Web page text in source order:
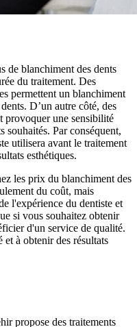
de blanchiment des dents
du traitement. Des
permettent un blanchiment
D’un autre côté, des
provoquer une sensibilité
souhaités. Par conséquent,
utilisera avant le traitement
esthétiques.
les prix du blanchiment des
du coût, mais
l'expérience du dentiste et
si vous souhaitez obtenir
d'un service de qualité.
et à obtenir des résultats
propose des traitements